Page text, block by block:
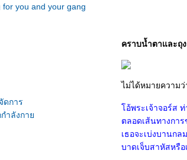
for you and your gang
ดการ
กำลังกา
คราบน้ำตาและ
ไม่ได้หมายความ
อ้พระเจ้าจอร์ส ท่
ตลอดเส้นทางกา
เธอจะเบ่งบานก
บาดเจ็บสาหัสหรื